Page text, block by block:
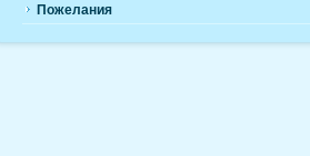
Пожелания